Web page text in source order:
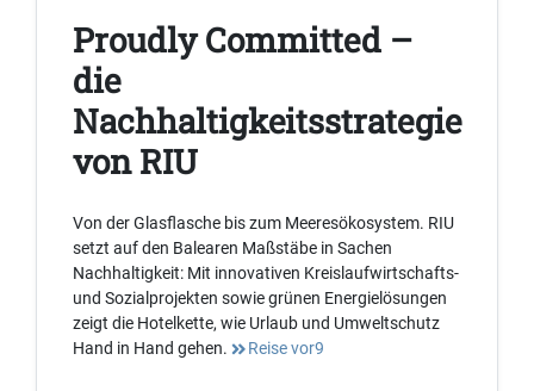
Proudly Committed –
die
Nachhaltigkeitsstrategie
von RIU
Von der Glasflasche bis zum Meeresökosystem. RIU
setzt auf den Balearen Maßstäbe in Sachen
Nachhaltigkeit: Mit innovativen Kreislaufwirtschafts-
und Sozialprojekten sowie grünen Energielösungen
zeigt die Hotelkette, wie Urlaub und Umweltschutz
Hand in Hand gehen.
Reise vor9